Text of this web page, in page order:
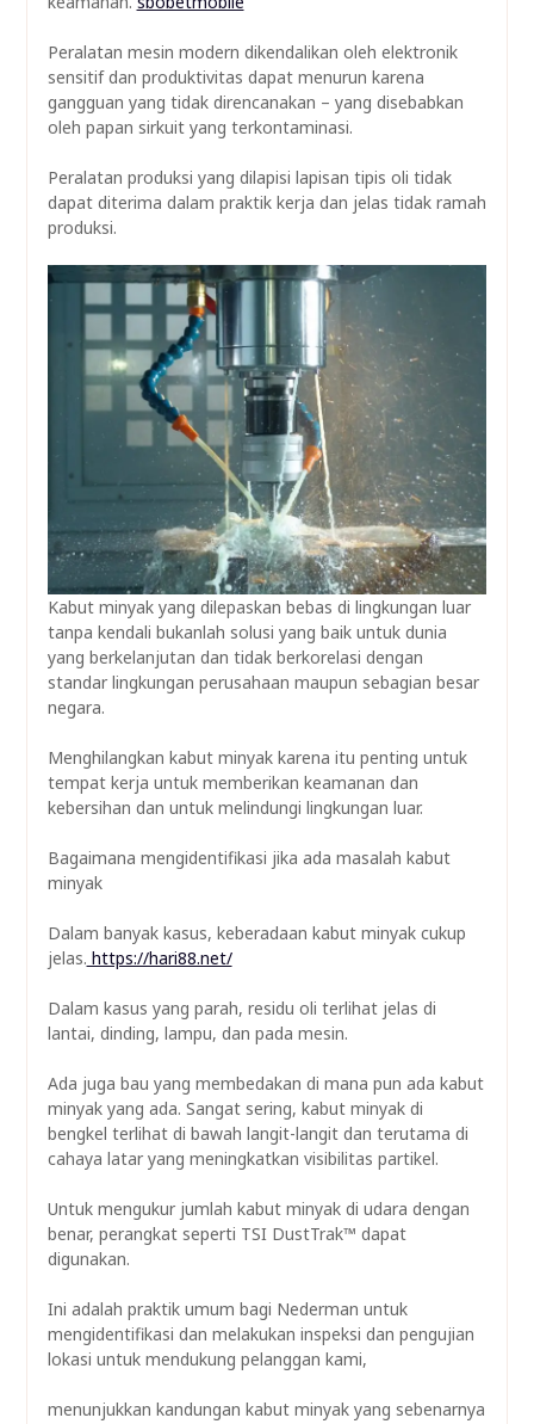
Peralatan mesin modern dikendalikan oleh elektronik
sensitif dan produktivitas dapat menurun karena
gangguan yang tidak direncanakan – yang disebabkan
oleh papan sirkuit yang terkontaminasi.
Peralatan produksi yang dilapisi lapisan tipis oli tidak
dapat diterima dalam praktik kerja dan jelas tidak ramah
produksi.
Kabut minyak yang dilepaskan bebas di lingkungan luar
tanpa kendali bukanlah solusi yang baik untuk dunia
yang berkelanjutan dan tidak berkorelasi dengan
standar lingkungan perusahaan maupun sebagian besar
negara.
Menghilangkan kabut minyak karena itu penting untuk
tempat kerja untuk memberikan keamanan dan
kebersihan dan untuk melindungi lingkungan luar.
Bagaimana mengidentifikasi jika ada masalah kabut
minyak
Dalam banyak kasus, keberadaan kabut minyak cukup
jelas. https://hari88.net/
Dalam kasus yang parah, residu oli terlihat jelas di
lantai, dinding, lampu, dan pada mesin.
Ada juga bau yang membedakan di mana pun ada kabut
minyak yang ada. Sangat sering, kabut minyak di
bengkel terlihat di bawah langit-langit dan terutama di
cahaya latar yang meningkatkan visibilitas partikel.
Untuk mengukur jumlah kabut minyak di udara dengan
benar, perangkat seperti TSI DustTrak™ dapat
digunakan.
Ini adalah praktik umum bagi Nederman untuk
mengidentifikasi dan melakukan inspeksi dan pengujian
lokasi untuk mendukung pelanggan kami,
menunjukkan kandungan kabut minyak yang sebenarnya